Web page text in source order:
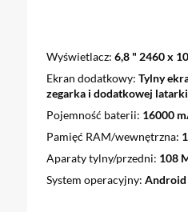
Wyświetlacz 6,8 " 2460 x
Ekran dodatkowy Tylny
zegarka i dodatkowej latarki
Pojemność baterii 16000
Pamięć RAM/wewnętrzna
Aparaty tylny/przedni 108
System operacyjny Android